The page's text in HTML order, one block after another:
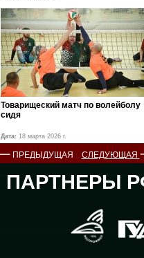
Товарищеский матч по волейболу
сидя
Дата: 18 марта 2026 г.
ПРЕДЫДУЩАЯ СЛЕДУЮЩАЯ
ПАРТНЕРЫ